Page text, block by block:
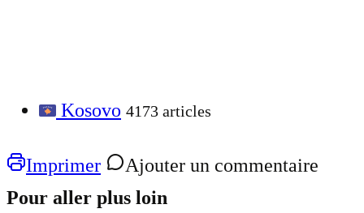
Kosovo 4173 articles
Imprimer
Ajouter un commentaire
Pour aller plus loin